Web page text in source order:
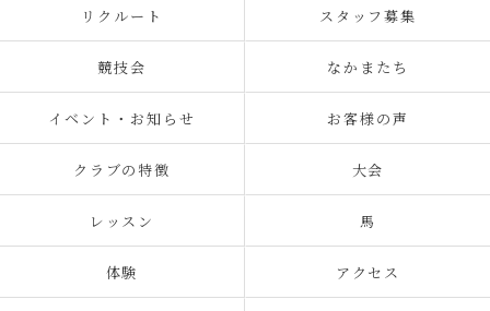
リクルート スタッフ募集
競技会 なかまたち
イベント・お知らせ お客様の声
クラブの特徴 大会
レッスン 馬
体験 アクセス